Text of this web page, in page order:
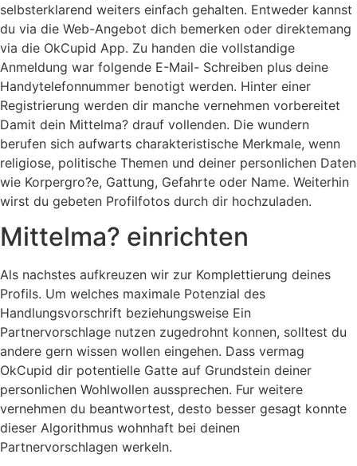
selbsterklarend weiters einfach gehalten. Entweder kannst
du via die Web-Angebot dich bemerken oder direktemang
via die OkCupid App. Zu handen die vollstandige
Anmeldung war folgende E-Mail- Schreiben plus deine
Handytelefonnummer benotigt werden. Hinter einer
Registrierung werden dir manche vernehmen vorbereitet
Damit dein Mittelma? drauf vollenden. Die wundern
berufen sich aufwarts charakteristische Merkmale, wenn
religiose, politische Themen und deiner personlichen Daten
wie Korpergro?e, Gattung, Gefahrte oder Name. Weiterhin
wirst du gebeten Profilfotos durch dir hochzuladen.
Mittelma? einrichten
Als nachstes aufkreuzen wir zur Komplettierung deines
Profils. Um welches maximale Potenzial des
Handlungsvorschrift beziehungsweise Ein
Partnervorschlage nutzen zugedrohnt konnen, solltest du
andere gern wissen wollen eingehen. Dass vermag
OkCupid dir potentielle Gatte auf Grundstein deiner
personlichen Wohlwollen aussprechen. Fur weitere
vernehmen du beantwortest, desto besser gesagt konnte
dieser Algorithmus wohnhaft bei deinen
Partnervorschlagen werkeln.